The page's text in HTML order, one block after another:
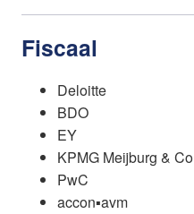
Fiscaal
Deloitte
BDO
EY
KPMG Meijburg & Co
PwC
accon▪avm